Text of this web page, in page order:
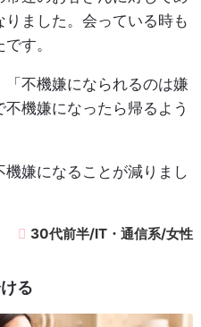
ました。会っている時も
す。
不機嫌になられるのは嫌
機嫌になったら帰るよう
嫌になることが減りまし
30代前半/IT・通信系/女性
る